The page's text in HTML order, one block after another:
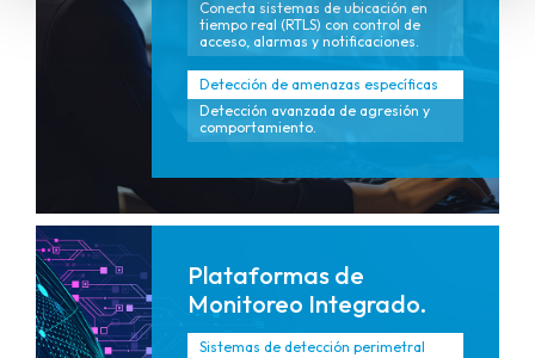
Conecta sistemas de ubicación en
tiempo real (RTLS) con control de
acceso, alarmas y notificaciones.
Detección de amenazas específicas
Detección avanzada de agresión y
comportamiento.
Plataformas de
Monitoreo Integrado.
Sistemas de detección perimetral